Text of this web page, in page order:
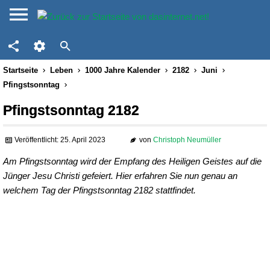
Startseite Leben 1000 Jahre Kalender 2182
Juni
Pfingstsonntag
Pfingstsonntag 2182
Veröffentlicht: 25. April 2023 von Christoph Neumüller
Am Pfingstsonntag wird der Empfang des Heiligen Geistes auf die
Jünger Jesu Christi gefeiert. Hier erfahren Sie nun genau an
welchem Tag der Pfingstsonntag 2182 stattfindet.